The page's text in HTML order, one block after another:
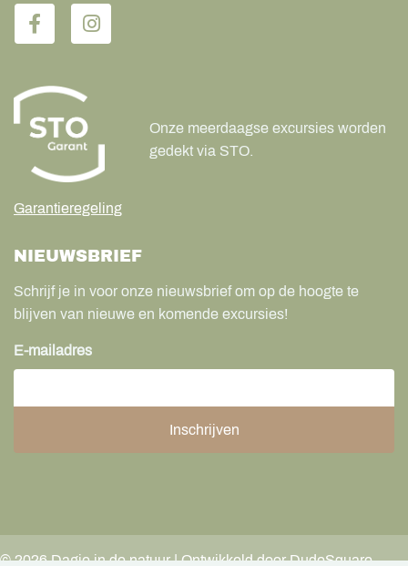
Garantieregeling
Onze meerdaagse excursies worden
gedekt via STO.
NIEUWSBRIEF
Schrijf je in voor onze nieuwsbrief om op de hoogte te
blijven van nieuwe en komende excursies!
E-mailadres
©2026Dagje in de natuur | Ontwikkeld door DudeSquare